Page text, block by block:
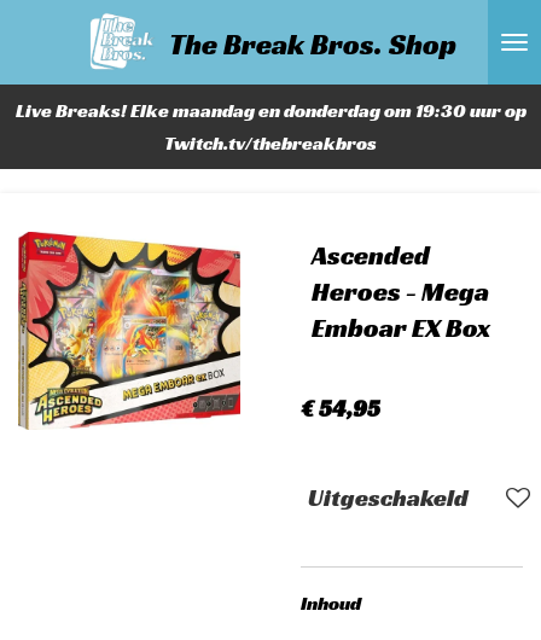
The Break Bros. Shop
Live Breaks! Elke maandag en donderdag om 19:30 uur op
Twitch.tv/thebreakbros
Ascended
Heroes - Mega
Emboar EX Box
€ 54,95
Uitgeschakeld
Inhoud